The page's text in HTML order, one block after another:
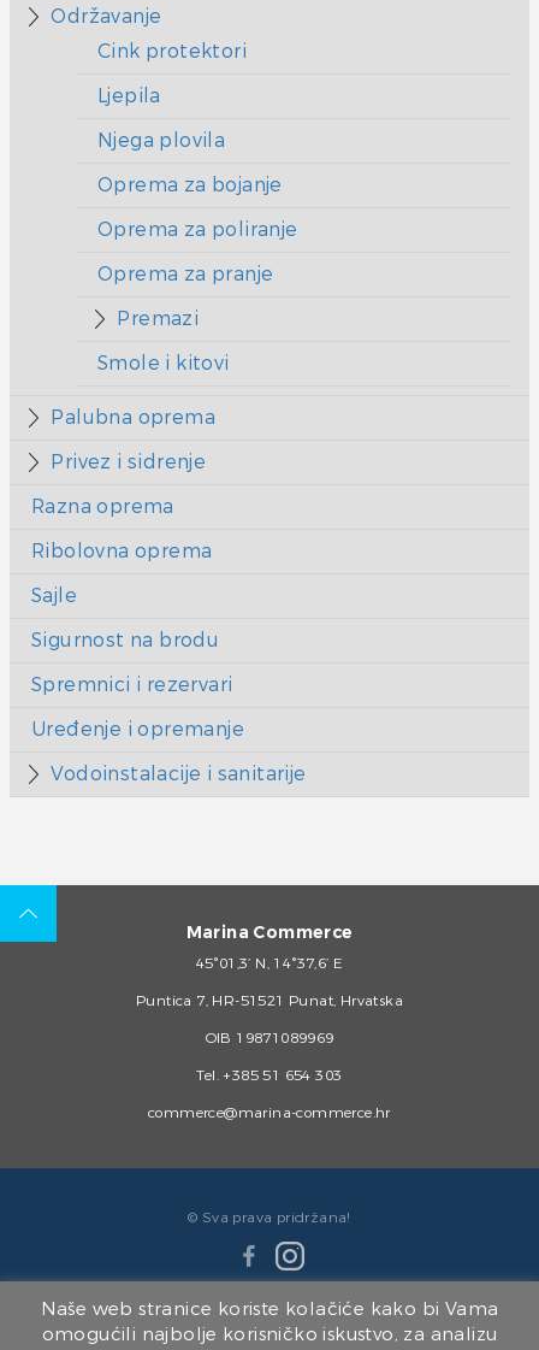
Održavanje
Cink protektori
Ljepila
Njega plovila
Oprema za bojanje
Oprema za poliranje
Oprema za pranje
Premazi
Smole i kitovi
Palubna oprema
Privez i sidrenje
Razna oprema
Ribolovna oprema
Sajle
Sigurnost na brodu
Spremnici i rezervari
Uređenje i opremanje
Vodoinstalacije i sanitarije
Marina Commerce
45°01,3’ N, 14°37,6’ E
Puntica 7, HR-51521 Punat, Hrvatska
OIB 19871089969
Tel. +385 51 654 303
commerce@marina-commerce.hr
© Sva prava pridržana!
Naše web stranice koriste kolačiće kako bi Vama
omogućili najbolje korisničko iskustvo, za analizu